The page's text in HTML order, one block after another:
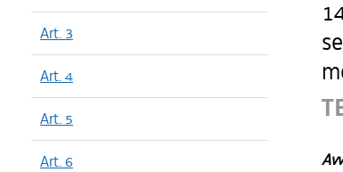
Art. 3
Art. 4
Art. 5
Art. 6